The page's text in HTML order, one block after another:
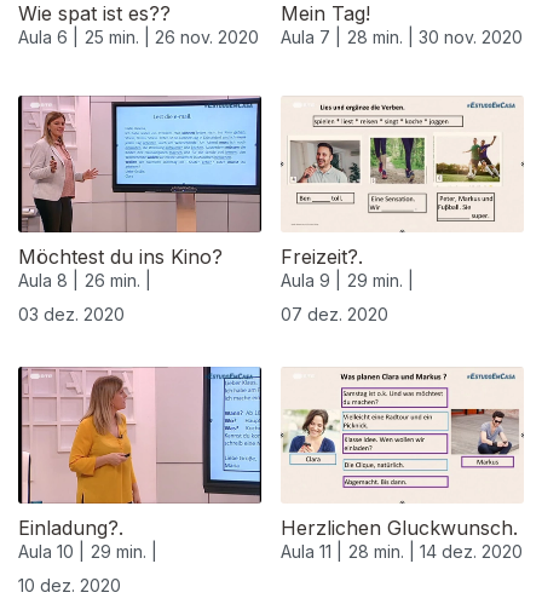
Wie spat ist es??
Aula 6 | 25 min. | 26 nov. 2020
Mein Tag!
Aula 7 | 28 min. | 30 nov. 2020
Möchtest du ins Kino?
Aula 8 |
26 min. |
03 dez. 2020
Freizeit?.
Aula 9 |
29 min. |
07 dez. 2020
Einladung?.
Aula 10 |
29 min. |
10 dez. 2020
Herzlichen Gluckwunsch.
Aula 11 | 28 min. | 14 dez. 2020
511866